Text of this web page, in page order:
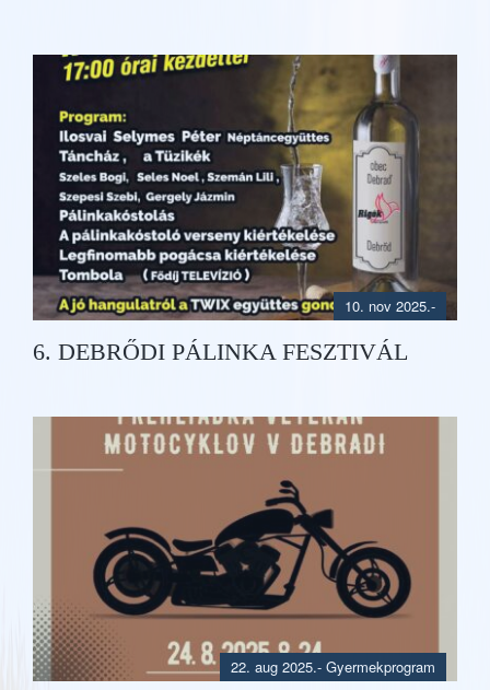
-
10. nov 2025.
6. DEBRŐDI PÁLINKA FESZTIVÁL
- Gyermekprogram
22. aug 2025.